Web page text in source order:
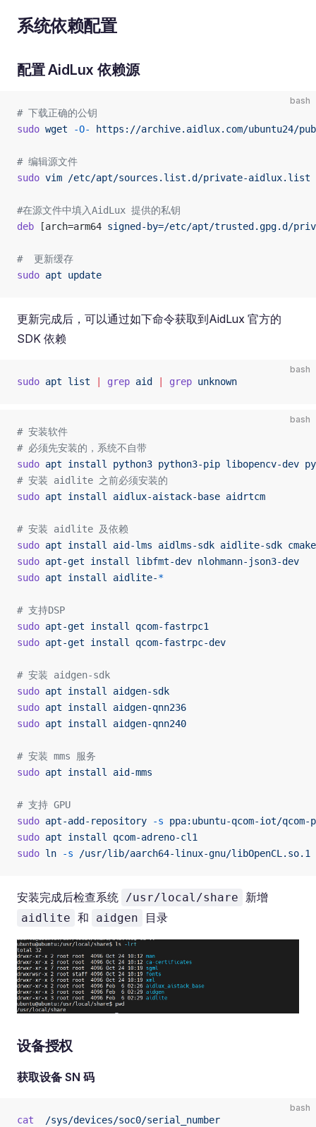
系统依赖配置
配置 AidLux 依赖源
bash
# 下载正确的公钥
sudo wget -O- https://archive.aidlux.com/ubuntu24/
# 编辑源文件
sudo vim /etc/apt/sources.list.d/private-aidlux.list
#在源文件中填入AidLux 提供的私钥
deb [arch=arm64 signed-by=/etc/apt/trusted.gpg.d/
#  更新缓存
sudo apt update
更新完成后，可以通过如下命令获取到AidLux 官方的
SDK 依赖
bash
sudo apt list grep aid grep unknown
bash
# 安装软件
# 必须先安装的，系统不自带
sudo apt install python3 python3-pip libopencv-dev
# 安装 aidlite 之前必须安装的
sudo apt install aidlux-aistack-base aidrtcm
# 安装 aidlite 及依赖
sudo apt install aid-lms aidlms-sdk aidlite-sdk cmake
sudo apt-get install libfmt-dev nlohmann-json3-dev
sudo apt install aidlite-*
# 支持DSP
sudo apt-get install
qcom-fastrpc1
sudo apt-get install qcom-fastrpc-dev
# 安装 aidgen-sdk
sudo apt install
aidgen-sdk
sudo apt install
aidgen-qnn236
sudo apt install aidgen-qnn240
# 安装 mms 服务
sudo apt install aid-mms
# 支持 GPU
sudo apt-add-repository -s ppa:ubuntu-qcom-iot/qcom-
sudo apt install
qcom-adreno-cl1
sudo ln -s /usr/lib/aarch64-linux-gnu/libOpenCL.so.1
安装完成后检查系统 /usr/local/share 新增
aidlite 和 aidgen 目录
设备授权
获取设备 SN 码
bash
cat
  /sys/devices/soc0/serial_number